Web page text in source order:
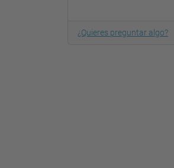
¿Quieres preguntar algo?